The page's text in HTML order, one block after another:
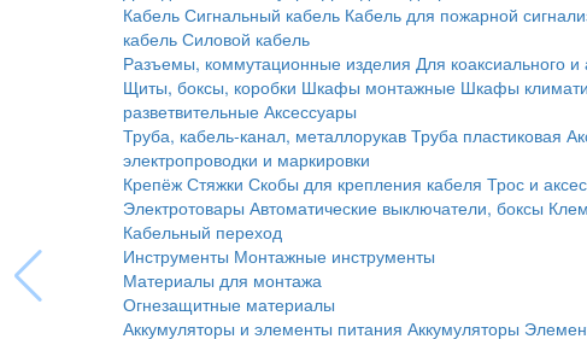
Кабель Сигнальный кабель Кабель для пожарной
кабель Силовой кабель
Разъемы, коммутационные изделия Для коаксиального и
Щиты, боксы, коробки Шкафы монтажные Шкафы
разветвительные Аксессуары
Труба, кабель-канал, металлорукав Труба пластиковая
электропроводки и маркировки
Крепёж Стяжки Скобы для крепления кабеля Трос и
Электротовары Автоматические выключатели, боксы
Кабельный переход
Инструменты Монтажные инструменты
Материалы для монтажа
Огнезащитные материалы
Аккумуляторы и элементы питания Аккумуляторы